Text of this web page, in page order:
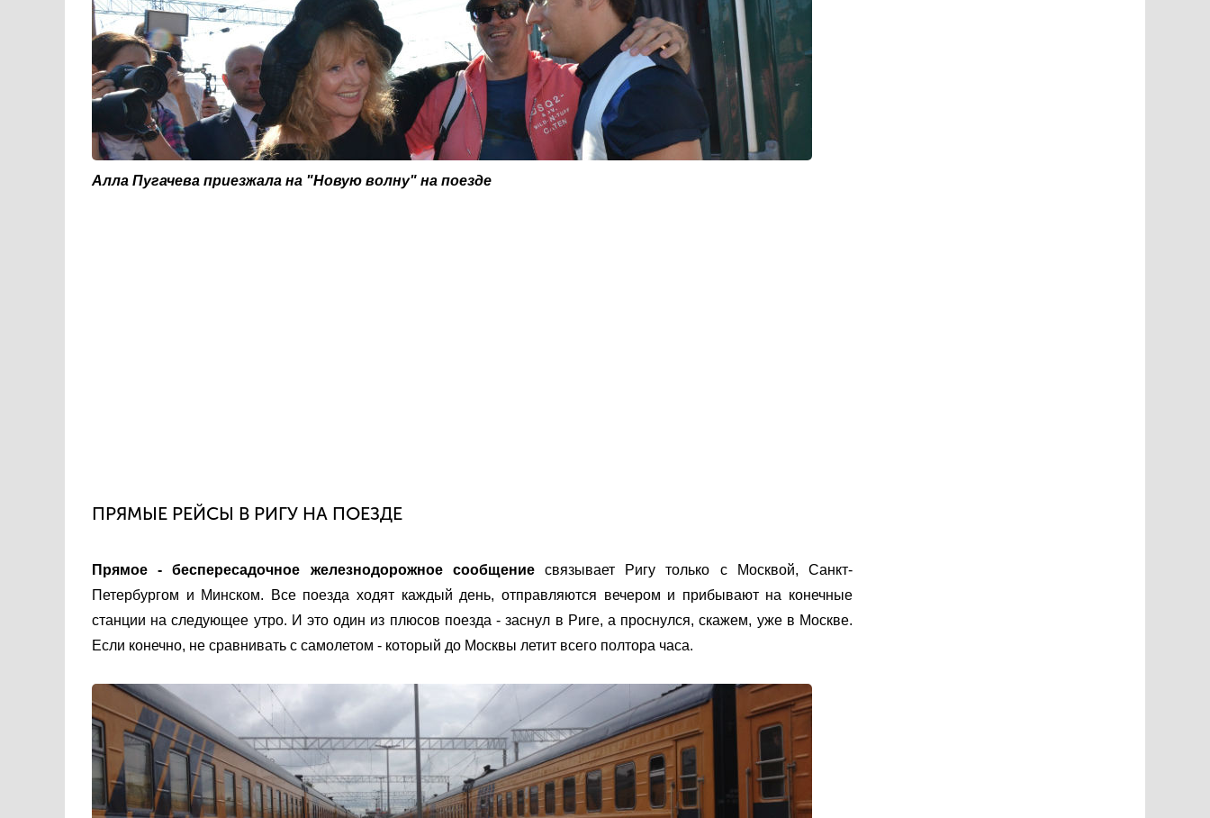
Алла Пугачева приезжала на "Новую волну" на поезде
ПРЯМЫЕ РЕЙСЫ В РИГУ НА ПОЕЗДЕ
Прямое - беспересадочное железнодорожное сообщениесвязывает Ригу только с Москвой, Санкт-
Петербургом и Минском. Все поезда ходят каждый день, отправляются вечером и прибывают на конечные
станции на следующее утро. И это один из плюсов поезда - заснул в Риге, а проснулся, скажем, уже в Москве.
Если конечно, не сравнивать с самолетом - который до Москвы летит всего полтора часа.